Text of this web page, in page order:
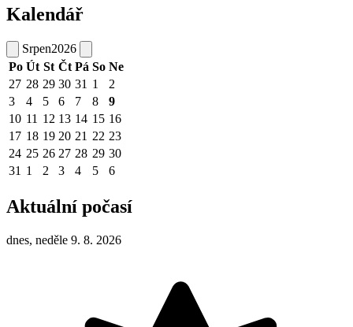
Kalendář
Srpen2026
Po Út St Čt Pá So Ne
27 28 29 30 31 1
2
3
4 5 6 7 8
9
10 11 12 13 14 15 16
17 18 19 20 21 22 23
24 25 26 27 28 29 30
31 1 2 3 4 5 6
Aktuální počasí
dnes, neděle 9. 8. 2026